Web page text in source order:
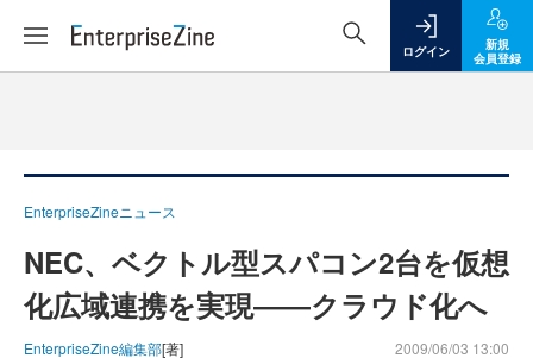
ログイン
新規
会員登録
EnterpriseZineニュース
NEC、ベクトル型スパコン2台を仮想
化広域連携を実現――クラウド化へ
EnterpriseZine編集部[著] 2009/06/03 13:00